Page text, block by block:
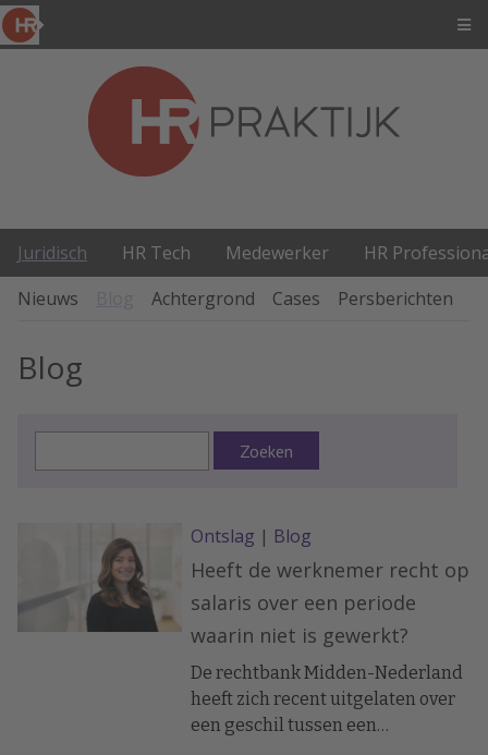
Juridisch HR Tech Medewerker
HR
Nieuws
Achtergrond Cases Persberichten
Blog
Zoeken
Ontslag | Blog
Heeft de werknemer recht op
salaris over een periode
waarin niet is gewerkt?
De rechtbank Midden-Nederland
heeft zich recent uitgelaten over
een geschil tussen een